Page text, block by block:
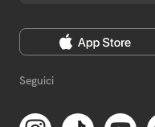
Seguici